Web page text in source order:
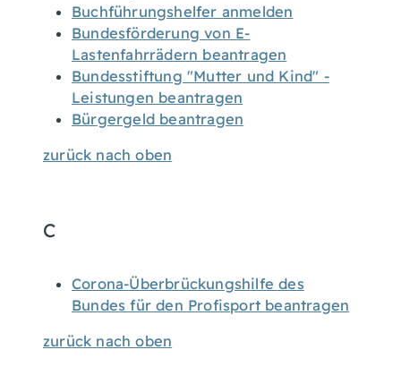
Buchführungshelfer anmelden
Bundesförderung von E-
Lastenfahrrädern beantragen
Bundesstiftung "Mutter und Kind" -
Leistungen beantragen
Bürgergeld beantragen
zurück nach oben
C
Corona-Überbrückungshilfe des
Bundes für den Profisport beantragen
zurück nach oben